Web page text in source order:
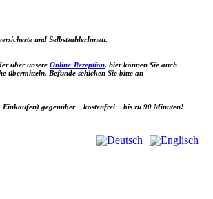
und SelbstzahlerInnen.
über unsere Online-Rezeption, hier können Sie auch
übermitteln. Befunde schicken Sie bitte an
Einkaufen) gegenüber – kostenfrei – bis zu 90 Minuten!